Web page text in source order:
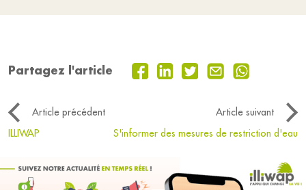
Partagez l'article
Article précédent
Article suivant
ILLIWAP
S'informer des mesures de restriction d'eau